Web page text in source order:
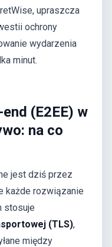
upraszcza
ochrony
wydarzenia
minut.
(E2EE) w
na co
jest dziś przez
każde rozwiązanie
stosuje
(TLS),
między